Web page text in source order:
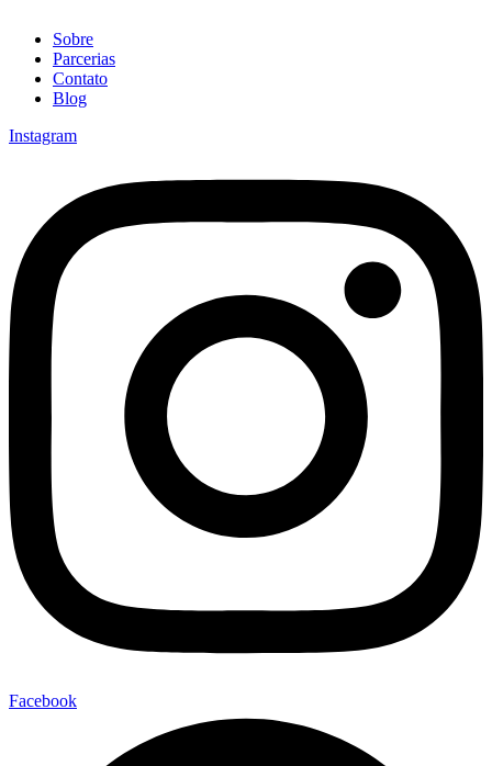
Sobre
Parcerias
Contato
Blog
Instagram
Facebook